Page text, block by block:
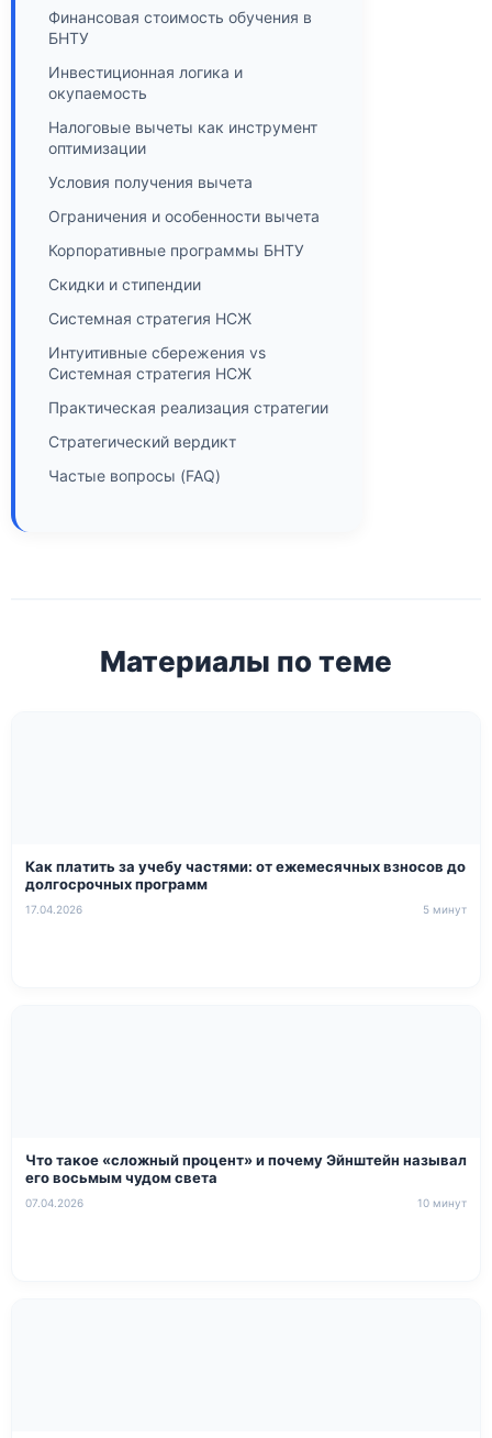
Финансовая стоимость обучения в
БНТУ
Инвестиционная логика и
окупаемость
Налоговые вычеты как инструмент
оптимизации
Условия получения вычета
Ограничения и особенности вычета
Корпоративные программы БНТУ
Скидки и стипендии
Системная стратегия НСЖ
Интуитивные сбережения vs
Системная стратегия НСЖ
Практическая реализация стратегии
Стратегический вердикт
Частые вопросы (FAQ)
Материалы по теме
Как платить за учебу частями: от ежемесячных взносов до
долгосрочных программ
17.04.2026 5 минут
Что такое «сложный процент» и почему Эйнштейн называл
его восьмым чудом света
07.04.2026 10 минут